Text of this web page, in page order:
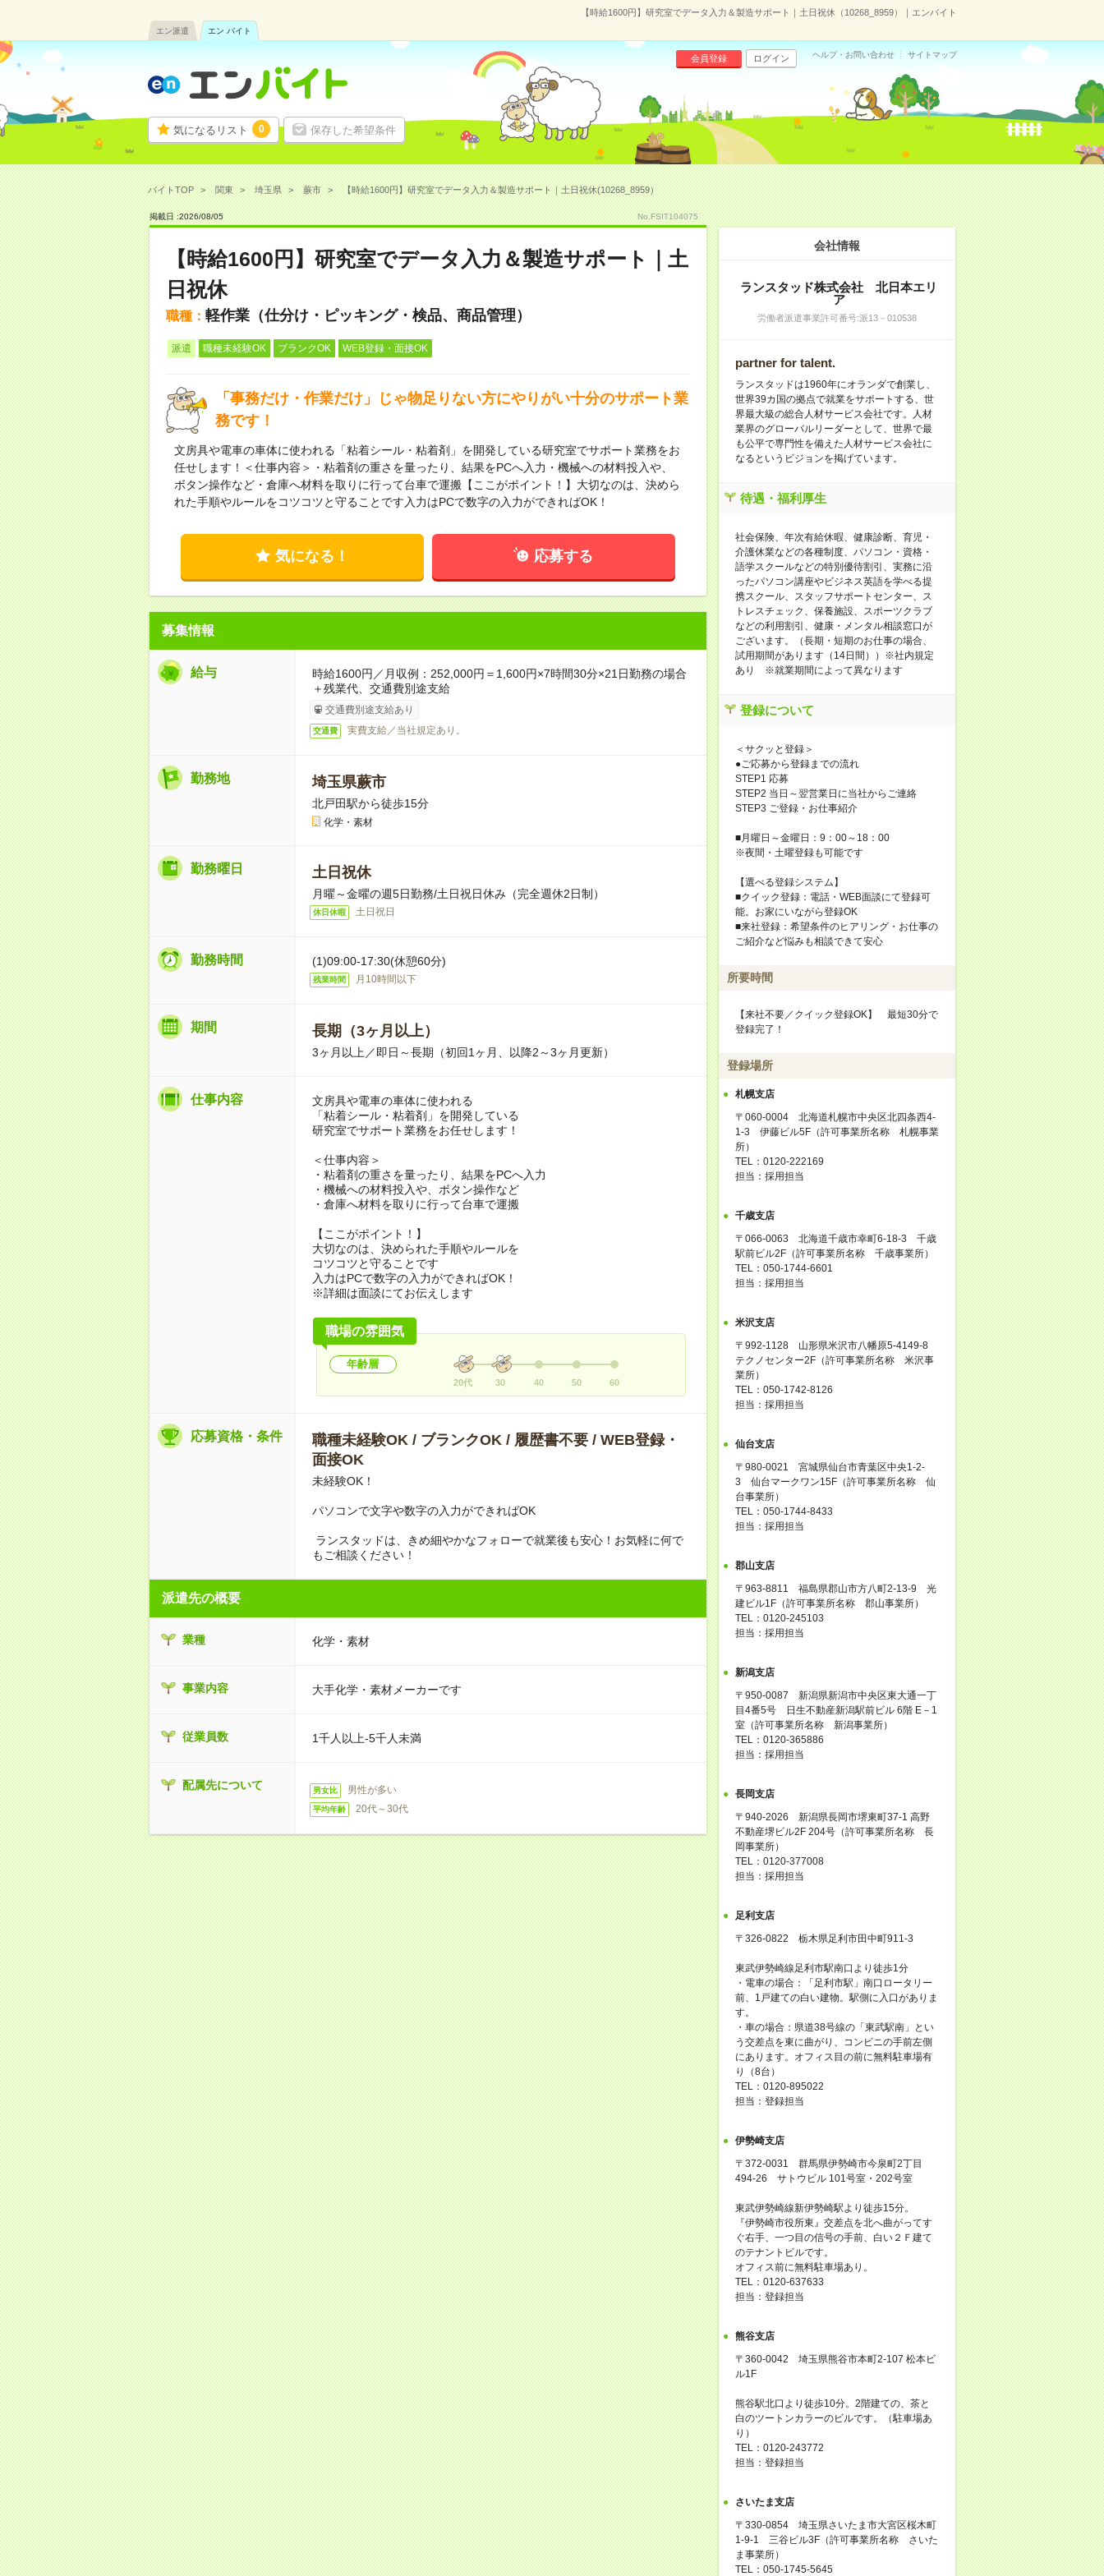
【時給1600円】研究室でデータ入力＆製造サポート｜土日祝休（10268_8959）｜エンバイト
エン派遣 エン バイト
気になるリスト 0 保存した希望条件
会員登録 ログイン ヘルプ・お問い合わせ サイトマップ
バイトTOP 関東 埼玉県 蕨市 【時給1600円】研究室でデータ入力＆製造サポート｜土日祝休(10268_8959）
掲載日 :2026/08/05 No.FSIT104075
【時給1600円】研究室でデータ入力＆製造サポート｜土
日祝休
職種： 軽作業（仕分け・ピッキング・検品、商品管理）
派遣 職種未経験OK ブランクOK WEB登録・面接OK
「事務だけ・作業だけ」じゃ物足りない方にやりがい十分のサポート業
務です！
文房具や電車の車体に使われる「粘着シール・粘着剤」を開発している研究室でサポート業務をお
任せします！＜仕事内容＞・粘着剤の重さを量ったり、結果をPCへ入力・機械への材料投入や、
ボタン操作など・倉庫へ材料を取りに行って台車で運搬【ここがポイント！】大切なのは、決めら
れた手順やルールをコツコツと守ることです入力はPCで数字の入力ができればOK！
気になる！ 応募する
募集情報
給与
時給1600円／月収例：252,000円＝1,600円×7時間30分×21日勤務の場合
＋残業代、交通費別途支給
交通費別途支給あり
交通費 実費支給／当社規定あり。
勤務地 埼玉県蕨市
北戸田駅から徒歩15分
化学・素材
勤務曜日 土日祝休
月曜～金曜の週5日勤務/土日祝日休み（完全週休2日制）
休日休暇 土日祝日
勤務時間 (1)09:00-17:30(休憩60分)
残業時間 月10時間以下
期間 長期（3ヶ月以上）
3ヶ月以上／即日～長期（初回1ヶ月、以降2～3ヶ月更新）
仕事内容
文房具や電車の車体に使われる
「粘着シール・粘着剤」を開発している
研究室でサポート業務をお任せします！
＜仕事内容＞
・粘着剤の重さを量ったり、結果をPCへ入力
・機械への材料投入や、ボタン操作など
・倉庫へ材料を取りに行って台車で運搬
【ここがポイント！】
大切なのは、決められた手順やルールを
コツコツと守ることです
入力はPCで数字の入力ができればOK！
※詳細は面談にてお伝えします
職場の雰囲気
年齢層
20代 30 40 50 60
応募資格・条件
職種未経験OK / ブランクOK / 履歴書不要 / WEB登録・
面接OK
未経験OK！
パソコンで文字や数字の入力ができればOK
ランスタッドは、きめ細やかなフォローで就業後も安心！お気軽に何で
もご相談ください！
派遣先の概要
業種 化学・素材
事業内容 大手化学・素材メーカーです
従業員数 1千人以上‐5千人未満
配属先について 男女比 男性が多い
平均年齢 20代～30代
会社情報
ランスタッド株式会社 北日本エリ
ア
労働者派遣事業許可番号:派13－010538
partner for talent.
ランスタッドは1960年にオランダで創業し、
世界39カ国の拠点で就業をサポートする、世
界最大級の総合人材サービス会社です。人材
業界のグローバルリーダーとして、世界で最
も公平で専門性を備えた人材サービス会社に
なるというビジョンを掲げています。
待遇・福利厚生
社会保険、年次有給休暇、健康診断、育児・
介護休業などの各種制度、パソコン・資格・
語学スクールなどの特別優待割引、実務に沿
ったパソコン講座やビジネス英語を学べる提
携スクール、スタッフサポートセンター、ス
トレスチェック、保養施設、スポーツクラブ
などの利用割引、健康・メンタル相談窓口が
ございます。（長期・短期のお仕事の場合、
試用期間があります（14日間））※社内規定
あり ※就業期間によって異なります
登録について
＜サクッと登録＞
●ご応募から登録までの流れ
STEP1 応募
STEP2 当日～翌営業日に当社からご連絡
STEP3 ご登録・お仕事紹介
■月曜日～金曜日：9：00～18：00
※夜間・土曜登録も可能です
【選べる登録システム】
■クイック登録：電話・WEB面談にて登録可
能。お家にいながら登録OK
■来社登録：希望条件のヒアリング・お仕事の
ご紹介など悩みも相談できて安心
所要時間
【来社不要／クイック登録OK】 最短30分で
登録完了！
登録場所
札幌支店
〒060-0004 北海道札幌市中央区北四条西4-
1-3 伊藤ビル5F（許可事業所名称 札幌事業
所）
TEL：0120-222169
担当：採用担当
千歳支店
〒066-0063 北海道千歳市幸町6-18-3 千歳
駅前ビル2F（許可事業所名称 千歳事業所）
TEL：050-1744-6601
担当：採用担当
米沢支店
〒992-1128 山形県米沢市八幡原5-4149-8
テクノセンター2F（許可事業所名称 米沢事
業所）
TEL：050-1742-8126
担当：採用担当
仙台支店
〒980-0021 宮城県仙台市青葉区中央1-2-
3 仙台マークワン15F（許可事業所名称 仙
台事業所）
TEL：050-1744-8433
担当：採用担当
郡山支店
〒963-8811 福島県郡山市方八町2-13-9 光
建ビル1F（許可事業所名称 郡山事業所）
TEL：0120-245103
担当：採用担当
新潟支店
〒950-0087 新潟県新潟市中央区東大通一丁
目4番5号 日生不動産新潟駅前ビル 6階 E－1
室（許可事業所名称 新潟事業所）
TEL：0120-365886
担当：採用担当
長岡支店
〒940-2026 新潟県長岡市堺東町37-1 高野
不動産堺ビル2F 204号（許可事業所名称 長
岡事業所）
TEL：0120-377008
担当：採用担当
足利支店
〒326-0822 栃木県足利市田中町911-3
東武伊勢崎線足利市駅南口より徒歩1分
・電車の場合：「足利市駅」南口ロータリー
前、1戸建ての白い建物。駅側に入口がありま
す。
・車の場合：県道38号線の「東武駅南」とい
う交差点を東に曲がり、コンビニの手前左側
にあります。オフィス目の前に無料駐車場有
り（8台）
TEL：0120-895022
担当：登録担当
伊勢崎支店
〒372-0031 群馬県伊勢崎市今泉町2丁目
494-26 サトウビル 101号室・202号室
東武伊勢崎線新伊勢崎駅より徒歩15分。
『伊勢崎市役所東』交差点を北へ曲がってす
ぐ右手、一つ目の信号の手前、白い２Ｆ建て
のテナントビルです。
オフィス前に無料駐車場あり。
TEL：0120-637633
担当：登録担当
熊谷支店
〒360-0042 埼玉県熊谷市本町2-107 松本ビ
ル1F
熊谷駅北口より徒歩10分。2階建ての、茶と
白のツートンカラーのビルです。（駐車場あ
り）
TEL：0120-243772
担当：登録担当
さいたま支店
〒330-0854 埼玉県さいたま市大宮区桜木町
1-9-1 三谷ビル3F（許可事業所名称 さいた
ま事業所）
TEL：050-1745-5645